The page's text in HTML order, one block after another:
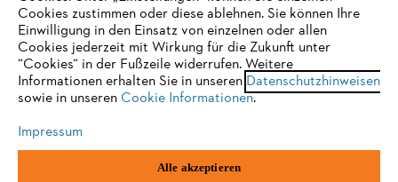
Rechtliche Informationen
STIHL VERTRIEBS AG, 8617 Mönchaltorf
Sie nutzen einen Browser, den wir noch nicht unterstützen. Für
eine optimale Nutzung unserer Seite empfehlen wir Ihnen, zu
einem der folgenden Browser zu wechseln:
Firefox Chrome
Cookies zustimmen oder diese ablehnen. Sie können Ihre
Einwilligung in den Einsatz von einzelnen oder allen
Cookies jederzeit mit Wirkung für die Zukunft unter
“Cookies“ in der Fußzeile widerrufen. Weitere
Informationen erhalten Sie in unseren Datenschutzhinweisen
sowie in unseren Cookie Informationen.
Impressum
Alle akzeptieren